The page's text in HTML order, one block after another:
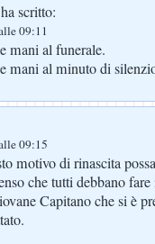
ha scritto:
09:11
mani al funerale.
mani al minuto di
09:15
motivo di rinascita
che tutti debbano
Capitano che si è